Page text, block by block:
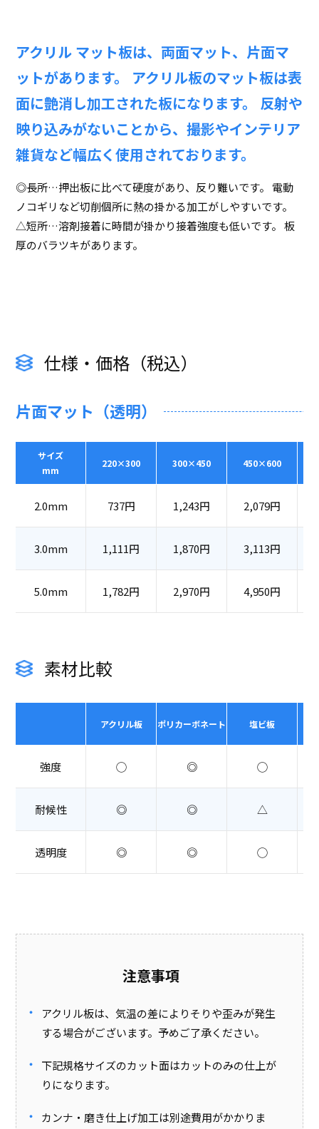
アクリル マット板は、両面マット、片面マ
ットがあります。 アクリル板のマット板は表
面に艶消し加工された板になります。 反射や
映り込みがないことから、撮影やインテリア
雑貨など幅広く使用されております。
◎長所…押出板に比べて硬度があり、反り難いです。 電動
ノコギリなど切削個所に熱の掛かる加工がしやすいです。
△短所…溶剤接着に時間が掛かり接着強度も低いです。 板
厚のバラツキがあります。
仕様・価格（税込）
片面マット（透明）
サイズ
mm
220×300 300×450 450×600
2.0mm 737円 1,243円 2,079円
3.0mm 1,111円 1,870円 3,113円
5.0mm 1,782円 2,970円 4,950円
素材比較
アクリル板 ポリカーボネート 塩ビ板
強度 ◯ ◎ ◯
耐候性 ◎ ◎ △
透明度 ◎ ◎ ◯
注意事項
アクリル板は、気温の差によりそりや歪みが発生
する場合がございます。予めご了承ください。
下記規格サイズのカット面はカットのみの仕上が
りになります。
カンナ・磨き仕上げ加工は別途費用がかかりま